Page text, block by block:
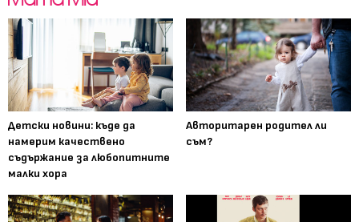
Детски новини: къде да
намерим качествено
съдържание за любопитните
малки хора
Авторитарен родител ли
съм?